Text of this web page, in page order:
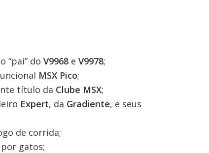
“pai” doV9968 eV9978;
MSX Pico;
título da Clube MSX;
Expert, da Gradiente, e seus
de corrida;
gatos;